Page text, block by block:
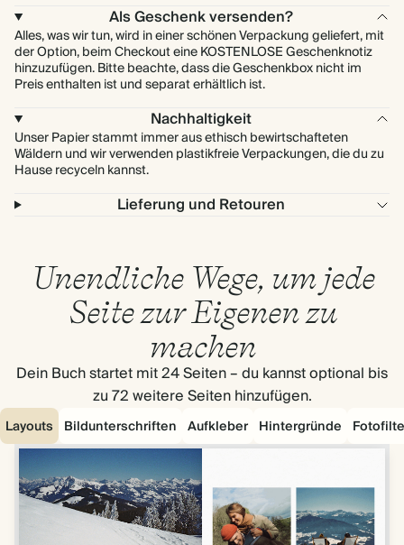
Als Geschenk versenden?
Alles, was wir tun, wird in einer schönen Verpackung geliefert, mit
der Option, beim Checkout eine KOSTENLOSE Geschenknotiz
hinzuzufügen. Bitte beachte, dass die Geschenkbox nicht im
Preis enthalten ist und separat erhältlich ist.
Nachhaltigkeit
Unser Papier stammt immer aus ethisch bewirtschafteten
Wäldern und wir verwenden plastikfreie Verpackungen, die du zu
Hause recyceln kannst.
Lieferung und Retouren
Unendliche Wege, um jede
Seite zur Eigenen zu
machen
Dein Buch startet mit 24 Seiten – du kannst optional bis
zu 72 weitere Seiten hinzufügen.
Layouts Bildunterschriften Aufkleber Hintergründe